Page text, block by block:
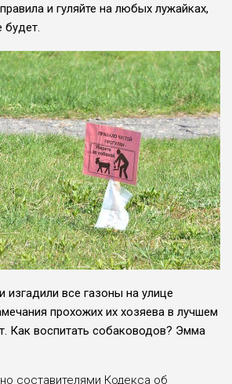
и гуляйте на любых лужайках,
будет.
все газо­ны на улице
прохо­жих их хозяева в луч­шем
Как воспитать соба­ководов? Эмма
составителями Кодек­са об